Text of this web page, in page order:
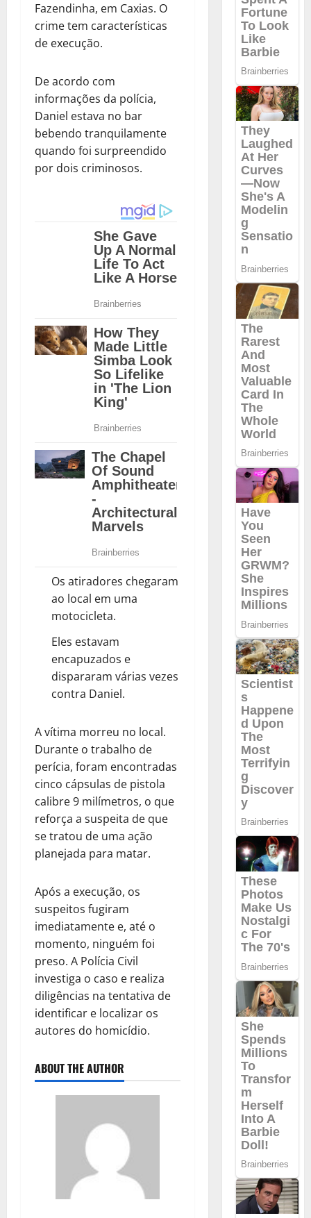
Fazendinha, em Caxias. O
crime tem características
de execução.
De acordo com
informações da polícia,
Daniel estava no bar
bebendo tranquilamente
quando foi surpreendido
por dois criminosos.
Os atiradores chegaram
ao local em uma
motocicleta.
Eles estavam
encapuzados e
dispararam várias vezes
contra Daniel.
A vítima morreu no local.
Durante o trabalho de
perícia, foram encontradas
cinco cápsulas de pistola
calibre 9 milímetros, o que
reforça a suspeita de que
se tratou de uma ação
planejada para matar.
Após a execução, os
suspeitos fugiram
imediatamente e, até o
momento, ninguém foi
preso. A Polícia Civil
investiga o caso e realiza
diligências na tentativa de
identificar e localizar os
autores do homicídio.
ABOUT THE AUTHOR